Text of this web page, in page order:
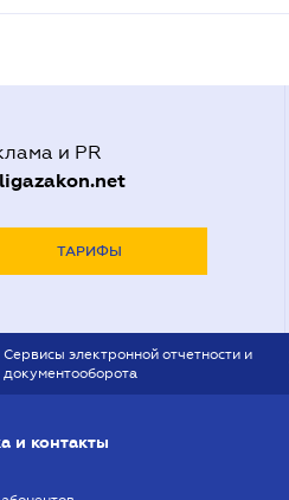
и PR
ligazakon.net
ТАРИФЫ
Сервисы электронной отчетности и
документооборота
и контакты